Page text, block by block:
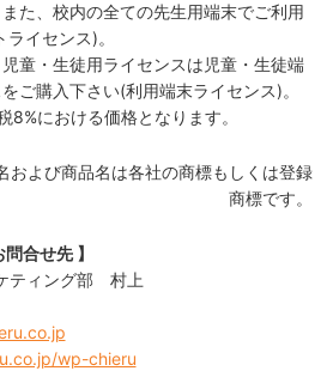
た、校内の全ての先生用端末でご利用
イセンス)。
童・生徒用ライセンスは児童・生徒端
ご購入下さい(利用端末ライセンス)。
における価格となります。
および商品名は各社の商標もしくは登録
商標です。
合せ先 】
ティング部 村上
wp-chieru